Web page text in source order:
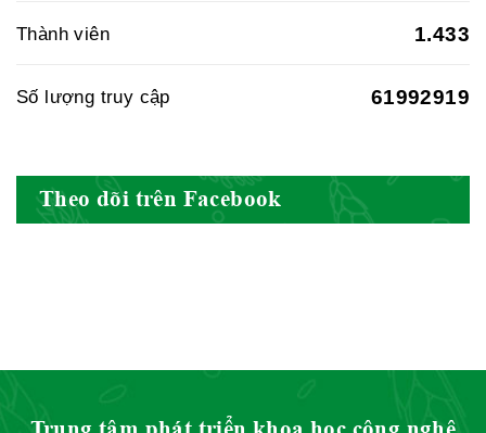
Hội Đông Y Việt Nam
Thành viên 1.433
Số lượng truy cập 61992919
Theo dõi trên Facebook